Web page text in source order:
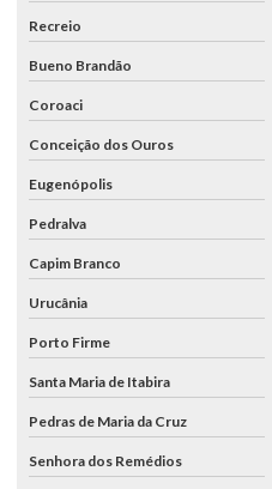
Recreio
Bueno Brandão
Coroaci
Conceição dos Ouros
Eugenópolis
Pedralva
Capim Branco
Urucânia
Porto Firme
Santa Maria de Itabira
Pedras de Maria da Cruz
Senhora dos Remédios